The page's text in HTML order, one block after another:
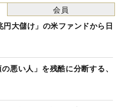
大儲け」の米ファンドから日
悪い人」を残酷に分断する、
会員